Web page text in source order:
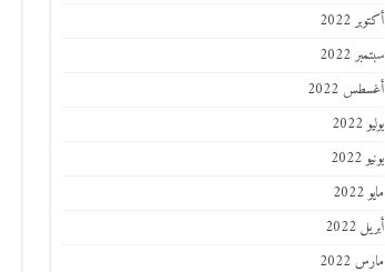
أكتوبر 2022
سبتمبر 2022
أغسطس 2022
يوليو 2022
يونيو 2022
مايو 2022
أبريل 2022
مارس 2022